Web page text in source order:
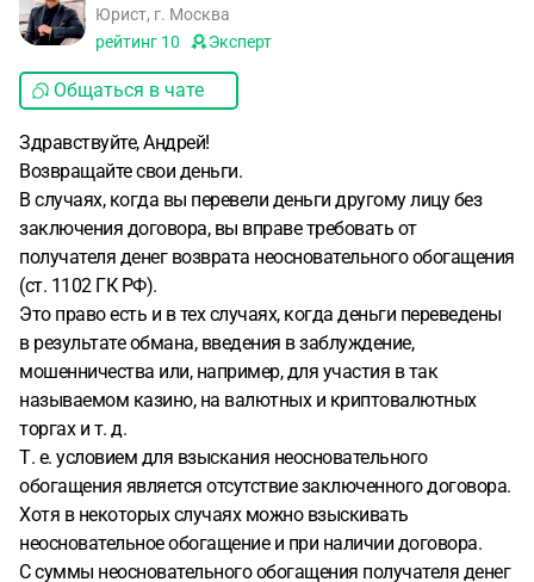
Юрист, г. Москва
рейтинг 10 Эксперт
Общаться в чате
Здравствуйте, Андрей!
Возвращайте свои деньги.
В случаях, когда вы перевели деньги другому лицу без
заключения договора, вы вправе требовать от
получателя денег возврата неосновательного обогащения
(ст. 1102 ГК РФ).
Это право есть и в тех случаях, когда деньги переведены
в результате обмана, введения в заблуждение,
мошенничества или, например, для участия в так
называемом казино, на валютных и криптовалютных
торгах и т. д.
Т. е. условием для взыскания неосновательного
обогащения является отсутствие заключенного договора.
Хотя в некоторых случаях можно взыскивать
неосновательное обогащение и при наличии договора.
С суммы неосновательного обогащения получателя денег